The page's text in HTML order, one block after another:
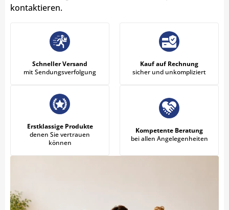
kontaktieren.
Schneller Versand
mit Sendungsverfolgung
Kauf auf Rechnung
sicher und unkompliziert
Erstklassige Produkte
denen Sie vertrauen
können
Kompetente Beratung
bei allen Angelegenheiten